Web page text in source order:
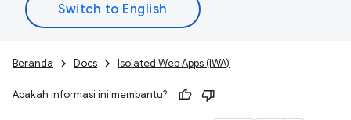
Beranda Docs Isolated Web Apps (IWA)
Apakah informasi ini membantu?